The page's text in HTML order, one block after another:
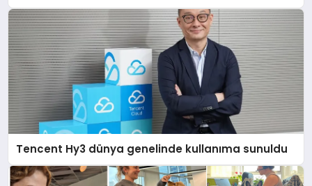
Tencent Hy3 dünya genelinde kullanıma sunuldu